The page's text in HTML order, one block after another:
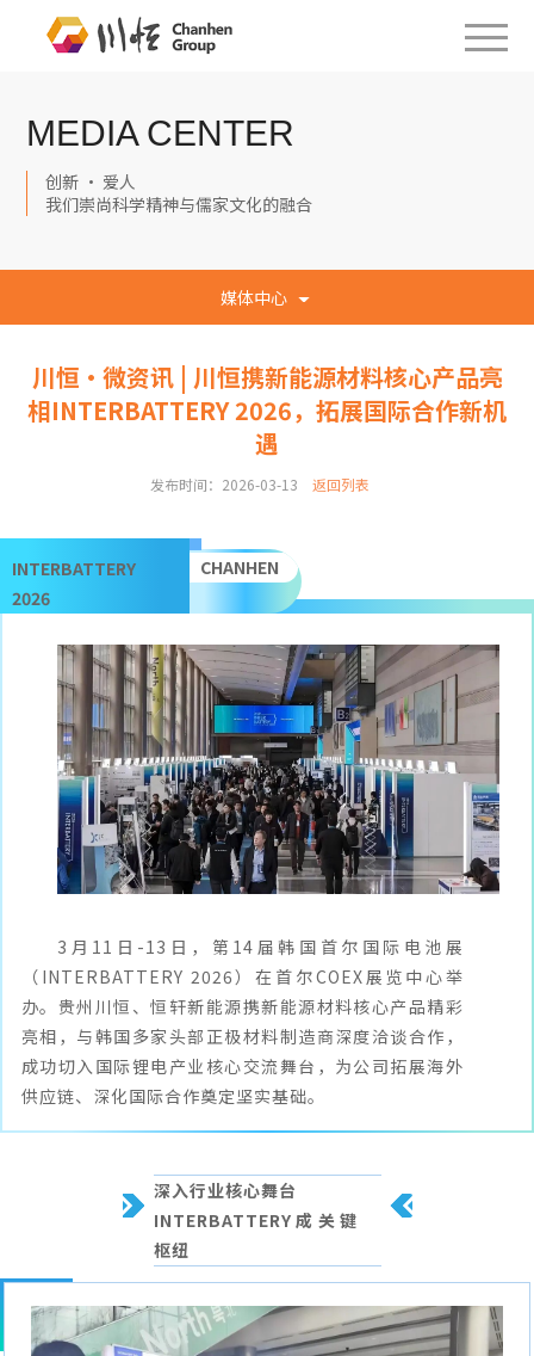
MEDIA CENTER
创新 · 爱人
我们崇尚科学精神与儒家文化的融合
媒体中心
川恒·微资讯 | 川恒携新能源材料核心产品亮
相INTERBATTERY 2026，拓展国际合作新机
遇
发布时间：2026-03-13 返回列表
INTERBATTERY
2026
CHANHEN
3月11日-13日，第14届韩国首尔国际电池展
（INTERBATTERY 2026）在首尔COEX展览中心举
办。贵州川恒、恒轩新能源携新能源材料核心产品精彩
亮相，与韩国多家头部正极材料制造商深度洽谈合作，
成功切入国际锂电产业核心交流舞台，为公司拓展海外
供应链、深化国际合作奠定坚实基础。
深入行业核心舞台
INTERBATTERY成关键
枢纽